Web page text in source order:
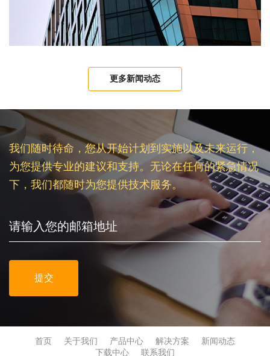
更多新闻动态
我们随时待命，您从开始计划到实施以及未来运行，
为您提供专业的建议和支持。无论在任何的紧急情况
下，我们都随时为您提供技术服务。
提交
首页 关于我们 产品中心 解决方案
新闻动态
下载中心
联系我们